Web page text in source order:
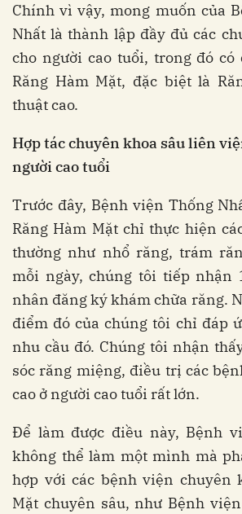
Chính vì vậy, mong muốn của
Nhất là thành lập đầy đủ các
cho người cao tuổi, trong đó có
Răng Hàm Mặt, đặc biệt là
thuật cao.
Hợp tác chuyên khoa sâu liên
người cao tuổi
Trước đây, Bệnh viện Thống
Răng Hàm Mặt chỉ thực hiện
thường như nhổ răng, trám
mỗi ngày, chúng tôi tiếp nhận
nhân đăng ký khám chữa răng.
điểm đó của chúng tôi chỉ đáp
nhu cầu đó. Chúng tôi nhận
sóc răng miệng, điều trị các
cao ở người cao tuổi rất lớn.
Để làm được điều này, Bệnh
không thể làm một mình mà
hợp với các bệnh viện chuyên
Mặt chuyên sâu, như Bệnh